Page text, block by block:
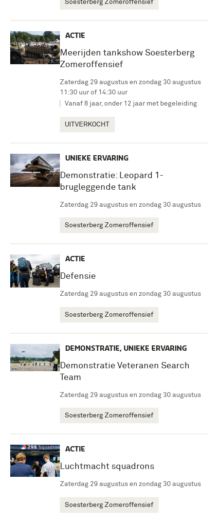
Soesterberg Zomeroffensief
ACTIE
Meerijden tankshow Soesterberg
Zomeroffensief
Zaterdag 29 augustus en zondag 30 augustus
11:30 uur of 14:30 uur
Vanaf 8 jaar, onder 12 jaar met begeleiding
UITVERKOCHT
UNIEKE ERVARING
Demonstratie: Leopard 1-
brugleggende tank
Zaterdag 29 augustus en zondag 30 augustus
Soesterberg Zomeroffensief
ACTIE
Defensie
Zaterdag 29 augustus en zondag 30 augustus
Soesterberg Zomeroffensief
DEMONSTRATIE, UNIEKE ERVARING
Demonstratie Veteranen Search
Team
Zaterdag 29 augustus en zondag 30 augustus
Soesterberg Zomeroffensief
ACTIE
Luchtmacht squadrons
Zaterdag 29 augustus en zondag 30 augustus
Soesterberg Zomeroffensief